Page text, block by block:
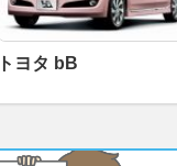
トヨタ bB